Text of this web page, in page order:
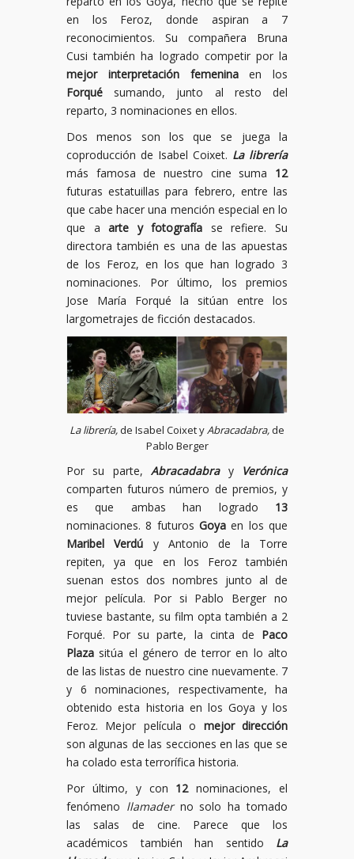
en los Feroz, donde aspiran a 7
reconocimientos. Su compañera Bruna
Cusi también ha logrado competir por la
mejor interpretación femeninaen los
Forqué sumando, junto al resto del
reparto, 3 nominaciones en ellos.
Dos menos son los que se juega la
coproducción de Isabel Coixet. La librería
más famosa de nuestro cine suma 12
futuras estatuillas para febrero, entre las
que cabe hacer una mención especial en lo
que aarte y fotografía se refiere. Su
directora también es una de las apuestas
de los Feroz, en los que han logrado 3
nominaciones. Por último, los premios
Jose María Forqué la sitúan entre los
largometrajes de ficción destacados.
La librería,de Isabel Coixet yAbracadabra,de
Pablo Berger
Por su parte,Abracadabray
Verónica
comparten futuros número de premios, y
es que ambas han logrado 13
nominaciones. 8 futuros Goya en los que
Maribel Verdú y Antonio de la Torre
repiten, ya que en los Feroz también
suenan estos dos nombres junto al de
mejor película. Por si Pablo Berger no
tuviese bastante, su film opta también a 2
Forqué. Por su parte, la cinta de Paco
Plaza sitúa el género de terror en lo alto
de las listas de nuestro cine nuevamente. 7
y 6 nominaciones, respectivamente, ha
obtenido esta historia en los Goya y los
Feroz. Mejor película o mejor dirección
son algunas de las secciones en las que se
ha colado esta terrorífica historia.
Por último, y con 12nominaciones, el
fenómeno llamaderno solo ha tomado
las salas de cine. Parece que los
académicos también han sentido La